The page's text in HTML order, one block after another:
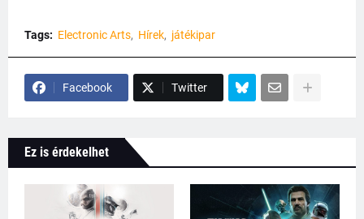
Tags: Electronic Arts Hírek játékipar
Facebook Twitter
Ez is érdekelhet